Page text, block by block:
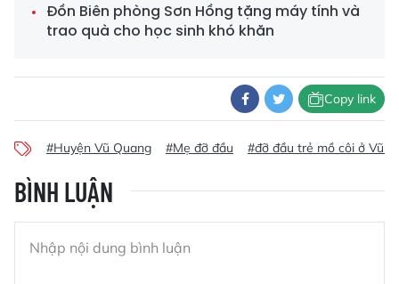
Đồn Biên phòng Sơn Hồng tặng máy tính và
trao quà cho học sinh khó khăn
Copy link
#Huyện Vũ Quang #Mẹ đỡ đầu #đỡ đầu trẻ mồ côi ở Vũ
BÌNH LUẬN